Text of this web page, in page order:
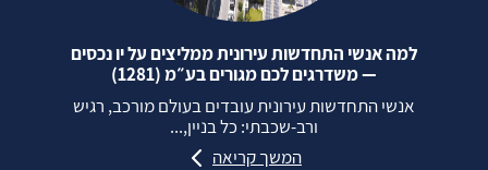
למה אנשי התחדשות עירונית ממליצים על יו נכסים
— משדרגים לכם מגורים בע״מ (1281)
אנשי התחדשות עירונית עובדים בעולם מורכב, רגיש
ורב‑שכבתי: כל בניין,...
המשך קריאה